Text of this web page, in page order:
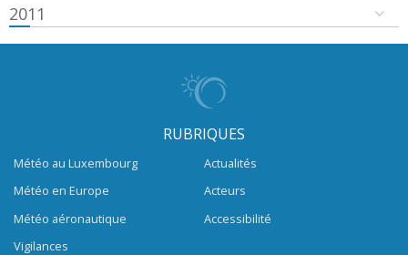
2011
RUBRIQUES
Météo au Luxembourg
Météo en Europe
Météo aéronautique
Vigilances
Actualités
Acteurs
Accessibilité